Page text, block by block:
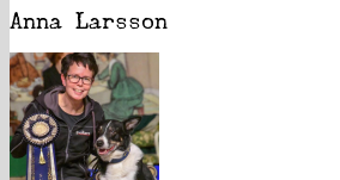
Primärt
sidofält
Anna Larsson